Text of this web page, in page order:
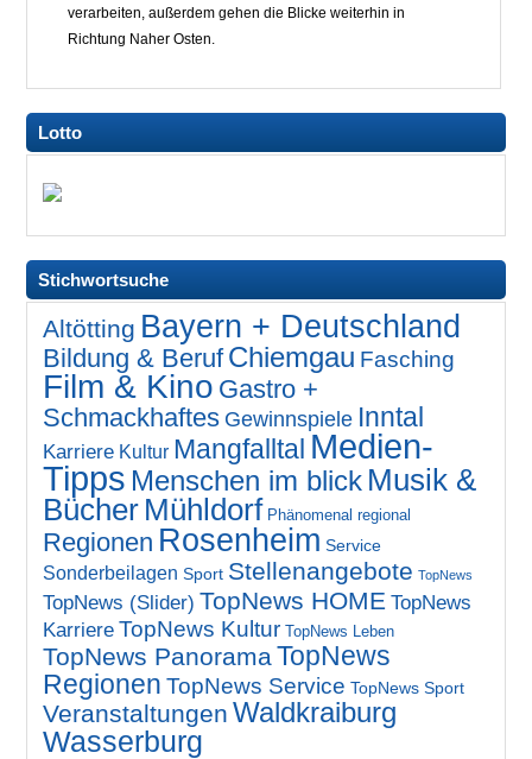
verarbeiten, außerdem gehen die Blicke weiterhin in
Richtung Naher Osten.
Lotto
Stichwortsuche
Altötting Bayern + Deutschland
Bildung & Beruf Chiemgau Fasching
Film & Kino Gastro +
Schmackhaftes Gewinnspiele Inntal
Karriere Kultur Mangfalltal Medien-
Tipps Menschen im blick Musik &
Bücher Mühldorf Phänomenal regional
Regionen Rosenheim Service
Sonderbeilagen Sport Stellenangebote TopNews
TopNews (Slider) TopNews HOME TopNews
Karriere TopNews Kultur TopNews Leben
TopNews PanoramaTopNews
Regionen TopNews Service TopNews Sport
Veranstaltungen Waldkraiburg
Wasserburg